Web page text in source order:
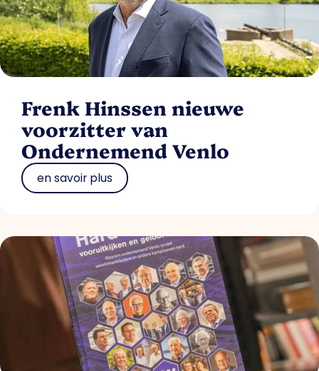
Frenk Hinssen nieuwe
voorzitter van
Ondernemend Venlo
en savoir plus